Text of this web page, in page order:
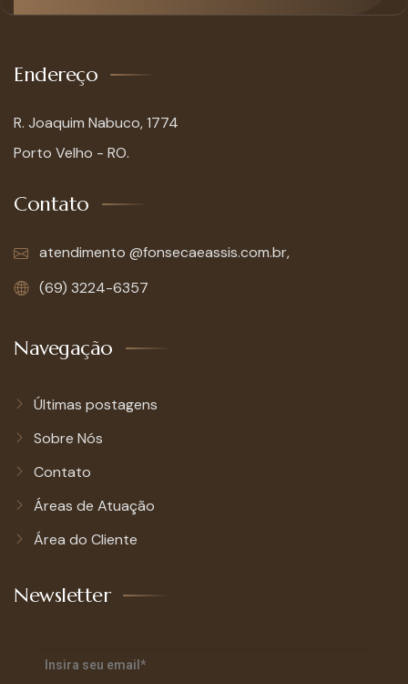
Endereço
R. Joaquim Nabuco, 1774
Porto Velho - RO.
Contato
atendimento @fonsecaeassis.com.br,
(69) 3224-6357
Navegação
Últimas postagens
Sobre Nós
Contato
Áreas de Atuação
Área do Cliente
Newsletter